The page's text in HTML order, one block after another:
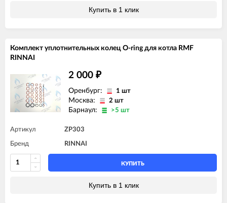
Купить в 1 клик
Комплект уплотнительных колец O-ring для котла RMF
RINNAI
2 000 ₽
Оренбург: 1 шт
Москва: 2 шт
Барнаул: >5 шт
Артикул ZP303
Бренд RINNAI
КУПИТЬ
Купить в 1 клик